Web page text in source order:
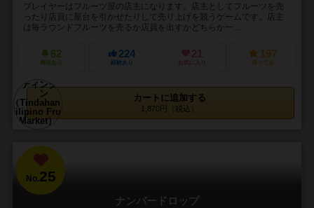
プレイヤーはフルーツ屋の店主になります。店主としてフルーツを売
ったり店員に屋台を引かせたりして売り上げを競うゲームです。店主
は毎ラウンドフルーツを売るか店員を出すかどちらか一...
62
興味あり
224
経験あり
21
お気に入り
197
持ってる
カートに追加する
1,870円（税込）
No.25
ナンバードロップ